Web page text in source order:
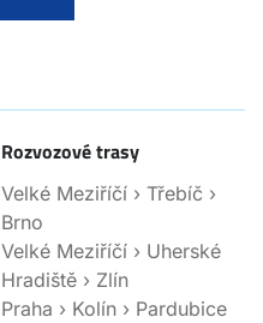
Rozvozové trasy
Velké Meziříčí › Třebíč ›
Brno
Velké Meziříčí › Uherské
Hradiště › Zlín
Praha › Kolín › Pardubice